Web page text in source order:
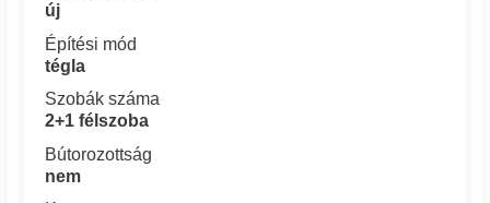
új
Építési mód
tégla
Szobák száma
2+1 félszoba
Bútorozottság
nem